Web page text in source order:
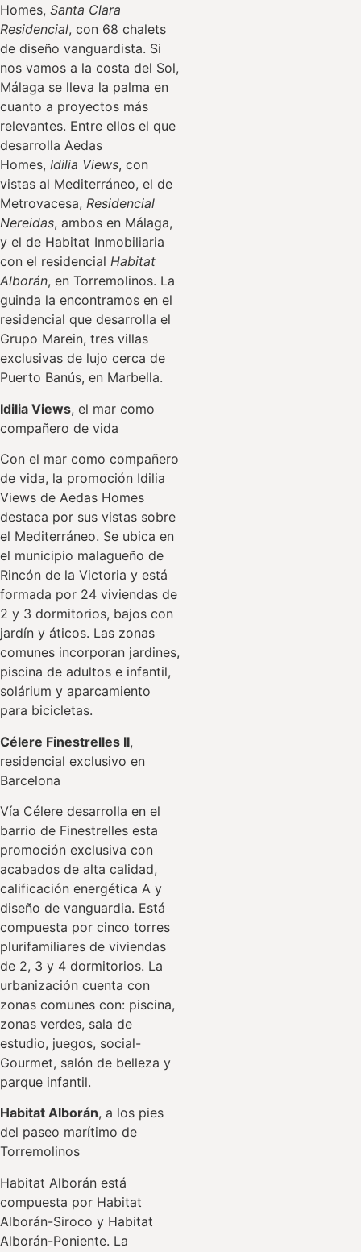
Homes, Santa Clara
Residencial, con 68 chalets
de diseño vanguardista. Si
nos vamos a la costa del Sol,
Málaga se lleva la palma en
cuanto a proyectos más
relevantes. Entre ellos el que
desarrolla Aedas
Homes, Idilia Views, con
vistas al Mediterráneo, el de
Metrovacesa, Residencial
Nereidas, ambos en Málaga,
y el de Habitat Inmobiliaria
con el residencial Habitat
Alborán, en Torremolinos. La
guinda la encontramos en el
residencial que desarrolla el
Grupo Marein, tres villas
exclusivas de lujo cerca de
Puerto Banús, en Marbella.
Idilia Views, el mar como
compañero de vida
Con el mar como compañero
de vida, la promoción Idilia
Views de Aedas Homes
destaca por sus vistas sobre
el Mediterráneo. Se ubica en
el municipio malagueño de
Rincón de la Victoria y está
formada por 24 viviendas de
2 y 3 dormitorios, bajos con
jardín y áticos. Las zonas
comunes incorporan jardines,
piscina de adultos e infantil,
solárium y aparcamiento
para bicicletas.
Célere Finestrelles II,
residencial exclusivo en
Barcelona
Vía Célere desarrolla en el
barrio de Finestrelles esta
promoción exclusiva con
acabados de alta calidad,
calificación energética A y
diseño de vanguardia. Está
compuesta por cinco torres
plurifamiliares de viviendas
de 2, 3 y 4 dormitorios. La
urbanización cuenta con
zonas comunes con: piscina,
zonas verdes, sala de
estudio, juegos, social-
Gourmet, salón de belleza y
parque infantil.
Habitat Alborán, a los pies
del paseo marítimo de
Torremolinos
Habitat Alborán está
compuesta por Habitat
Alborán-Siroco y Habitat
Alborán-Poniente. La